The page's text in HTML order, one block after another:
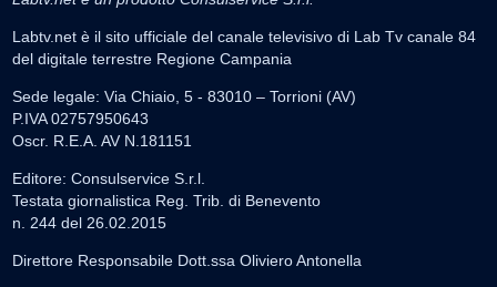
Labtv.net è il sito ufficiale del canale televisivo di Lab Tv canale 84
del digitale terrestre Regione Campania
Sede legale: Via Chiaio, 5 - 83010 – Torrioni (AV)
P.IVA 02757950643
Oscr. R.E.A. AV N.181151
Editore: Consulservice S.r.l.
Testata giornalistica Reg. Trib. di Benevento
n. 244 del 26.02.2015
Direttore Responsabile Dott.ssa Oliviero Antonella